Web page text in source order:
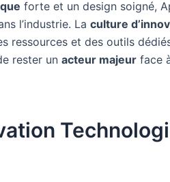
forte et un design soigné,
l’industrie. La culture
ressources et des outils
rester un acteur majeur face